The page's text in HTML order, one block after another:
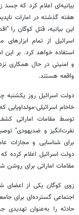
بیانیه‌ای اعلام کرد که جسد
هفته گذشته در امارات
این بیانیه، قتل کوگان را
اسرائیل از تمام
استفاده خواهد کرد. بر این
و امنیتی در حال همکاری
واقعه هستند.
دولت اسرائیل روز یکشنبه
خاخام اسرائیلی-
توسط مقامات اماراتی
نفرت‌انگیز و ضدیهودی"
برای شناسایی و مجازات
دولت اسرائیل اعلام کرده
مقامات اماراتی برای
زوی کوگان یکی از اعضای
اجتماعی گسترده‌ای برای
حادثه را به‌عنوان تهدیدی